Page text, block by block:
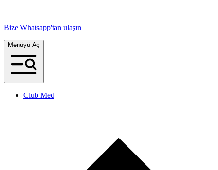
Bize Whatsapp'tan ulaşın
Menüyü Aç
Club Med